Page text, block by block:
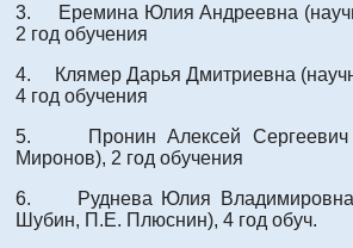
3. Еремина Юлия Андреевна
2 год обучения
4. Клямер Дарья Дмитриевна
4 год обучения
5. Пронин Алексей Сергеевич
Миронов), 2 год обучения
6. Руднева Юлия Владимировна
Шубин, П.Е. Плюснин), 4 год обуч.